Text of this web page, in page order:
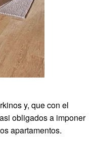
y, que con el
obligados a imponer
apartamentos.